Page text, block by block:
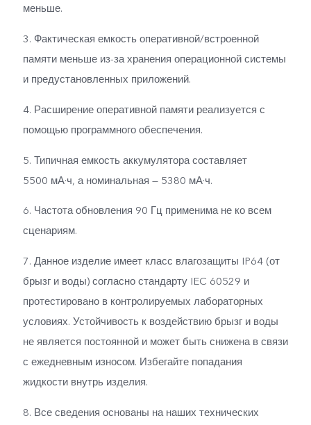
меньше.
3. Фактическая емкость оперативной/встроенной
памяти меньше из-за хранения операционной системы
и предустановленных приложений.
4. Расширение оперативной памяти реализуется с
помощью программного обеспечения.
5. Типичная емкость аккумулятора составляет
5500 мА·ч, а номинальная — 5380 мА·ч.
6. Частота обновления 90 Гц применима не ко всем
сценариям.
7. Данное изделие имеет класс влагозащиты IP64 (от
брызг и воды) согласно стандарту IEC 60529 и
протестировано в контролируемых лабораторных
условиях. Устойчивость к воздействию брызг и воды
не является постоянной и может быть снижена в связи
с ежедневным износом. Избегайте попадания
жидкости внутрь изделия.
8. Все сведения основаны на наших технических